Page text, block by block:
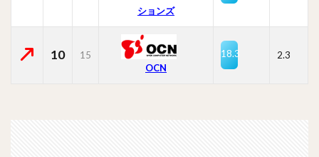
ションズ
10
15
OCN
18.3 2.3